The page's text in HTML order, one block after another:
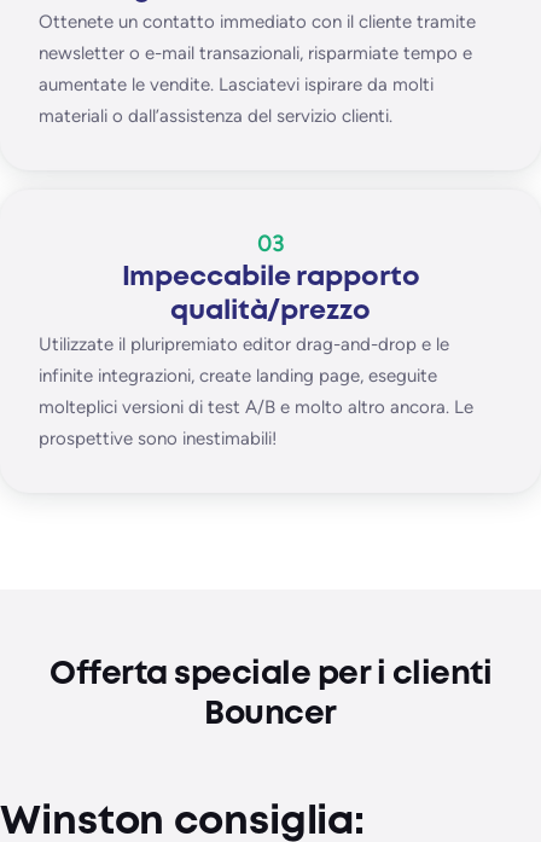
Ottenete un contatto immediato con il cliente tramite
newsletter o e-mail transazionali, risparmiate tempo e
aumentate le vendite. Lasciatevi ispirare da molti
materiali o dall’assistenza del servizio clienti.
03
Impeccabile rapporto
qualità/prezzo
Utilizzate il pluripremiato editor drag-and-drop e le
infinite integrazioni, create landing page, eseguite
molteplici versioni di test A/B e molto altro ancora. Le
prospettive sono inestimabili!
Offerta speciale per i clienti
Bouncer
Winston consiglia: